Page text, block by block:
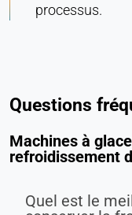
processus.
Questions
Machines à
refroidissement
Quel est le